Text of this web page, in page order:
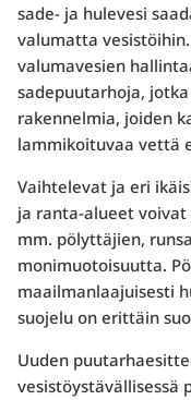
sade- ja hulevesi
valumatta
valumavesien
sadepuutarhoja,
rakennelmia, joiden
lammikoituvaa vettä
Vaihtelevat ja eri
ja ranta-alueet
mm. pölyttäjien,
monimuotoisuutta.
maailmanlaajuisesti
suojelu on erittäin
Uuden
vesistöystävällisessä